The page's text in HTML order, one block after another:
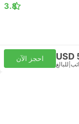
3.8
USD
للبالغ
احجز الآن